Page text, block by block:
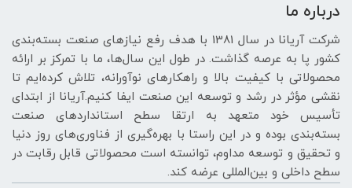
درباره ما
شرکت آریانا در سال 1381 با هدف رفع نیازهای صنعت بسته‌بندی
کشور پا به عرصه گذاشت. در طول این سال‌ها، ما با تمرکز بر ارائه
محصولاتی با کیفیت بالا و راهکارهای نوآورانه، تلاش کرده‌ایم تا
نقشی مؤثر در رشد و توسعه این صنعت ایفا کنیم.آریانا از ابتدای
تأسیس خود متعهد به ارتقا سطح استانداردهای صنعت
بسته‌بندی بوده و در این راستا با بهره‌گیری از فناوری‌های روز دنیا
و تحقیق و توسعه مداوم، توانسته است محصولاتی قابل رقابت در
سطح داخلی و بین‌المللی عرضه کند.